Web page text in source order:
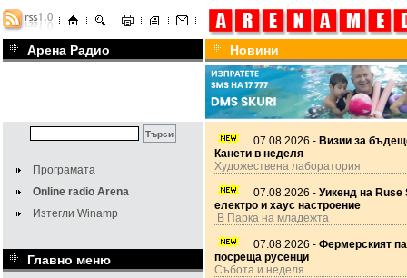
Арена Радио Новини
Програмата
Online radio Arena
Изтегли Winamp
Главно меню
07.08.2026 - Визии за
Канети в неделя
Художествена лаборатория
07.08.2026 - Уикенд на Ruse
електро и хаус настроение
В Парка на младежта
07.08.2026 - Фермерският
посреща русенци
Събота и неделя